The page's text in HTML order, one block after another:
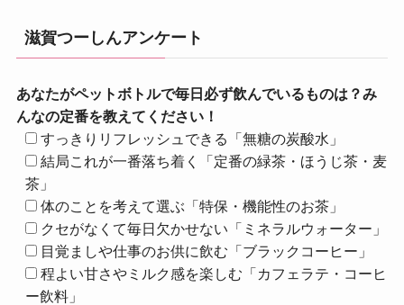
滋賀つーしんアンケート
あなたがペットボトルで毎日必ず飲んでいるものは？み
んなの定番を教えてください！
すっきりリフレッシュできる「無糖の炭酸水」
結局これが一番落ち着く「定番の緑茶・ほうじ茶・麦
茶」
体のことを考えて選ぶ「特保・機能性のお茶」
クセがなくて毎日欠かせない「ミネラルウォーター」
目覚ましや仕事のお供に飲む「ブラックコーヒー」
程よい甘さやミルク感を楽しむ「カフェラテ・コーヒ
ー飲料」